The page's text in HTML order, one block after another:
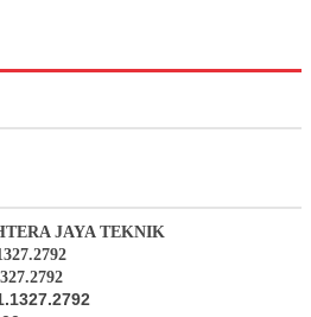
JAYA TEKNIK